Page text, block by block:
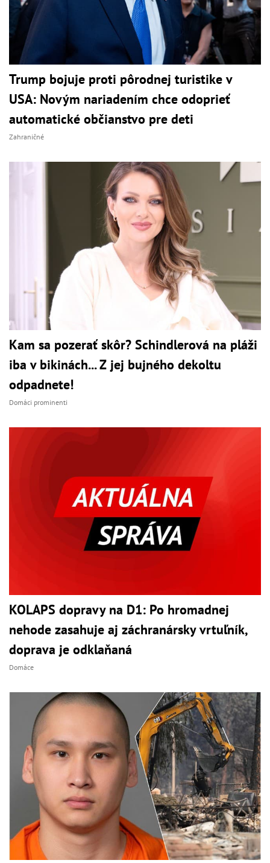
Trump bojuje proti pôrodnej turistike v
USA: Novým nariadením chce odoprieť
automatické občianstvo pre deti
Zahraničné
Kam sa pozerať skôr? Schindlerová na pláži
iba v bikinách... Z jej bujného dekoltu
odpadnete!
Domáci prominenti
KOLAPS dopravy na D1: Po hromadnej
nehode zasahuje aj záchranársky vrtuľník,
doprava je odklaňaná
Domáce